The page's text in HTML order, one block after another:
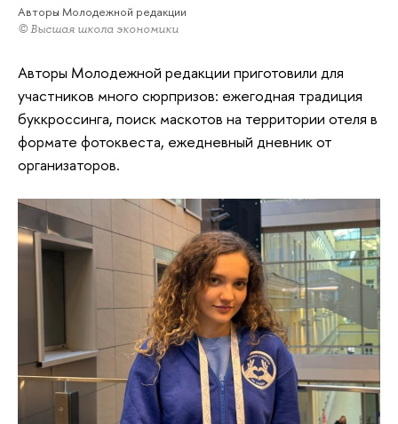
Авторы Молодежной редакции
© Высшая школа экономики
Авторы Молодежной редакции приготовили для
участников много сюрпризов: ежегодная традиция
буккроссинга, поиск маскотов на территории отеля в
формате фотоквеста, ежедневный дневник от
организаторов.